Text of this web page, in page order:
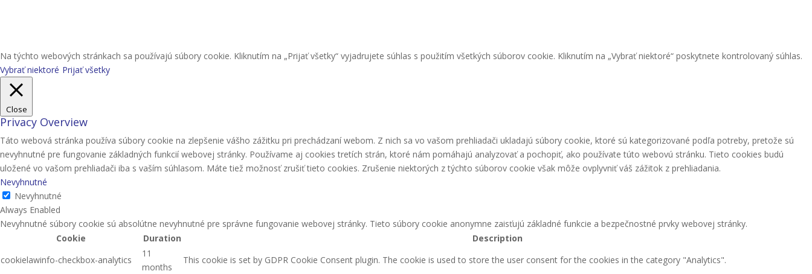
Na týchto webových stránkach sa používajú súbory cookie. Kliknutím na „Prijať všetky“ vyjadrujete súhlas s použitím všetkých súborov cookie. Kliknutím na „Vybrať niektoré“ poskytnete kontrolovaný súhlas.
Vybrať niektoré Prijať všetky
Close
Privacy Overview
Táto webová stránka používa súbory cookie na zlepšenie vášho zážitku pri prechádzaní webom. Z nich sa vo vašom prehliadači ukladajú súbory cookie, ktoré sú kategorizované podľa potreby, pretože sú
nevyhnutné pre fungovanie základných funkcií webovej stránky. Používame aj cookies tretích strán, ktoré nám pomáhajú analyzovať a pochopiť, ako používate túto webovú stránku. Tieto cookies budú
uložené vo vašom prehliadači iba s vaším súhlasom. Máte tiež možnosť zrušiť tieto cookies. Zrušenie niektorých z týchto súborov cookie však môže ovplyvniť váš zážitok z prehliadania.
Nevyhnutné
Nevyhnutné
Always Enabled
Nevyhnutné súbory cookie sú absolútne nevyhnutné pre správne fungovanie webovej stránky. Tieto súbory cookie anonymne zaisťujú základné funkcie a bezpečnostné prvky webovej stránky.
Cookie
Duration
Description
cookielawinfo-checkbox-analytics
11
months
This cookie is set by GDPR Cookie Consent plugin. The cookie is used to store the user consent for the cookies in the category "Analytics".